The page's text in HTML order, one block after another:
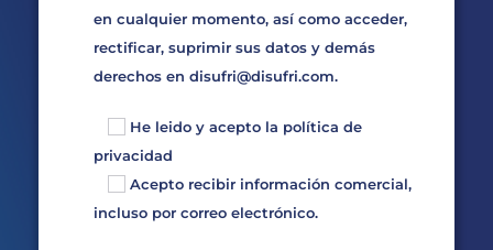
en cualquier momento, así como acceder,
rectificar, suprimir sus datos y demás
derechos en disufri@disufri.com.
He leido y acepto la política de
privacidad
Acepto recibir información comercial,
incluso por correo electrónico.